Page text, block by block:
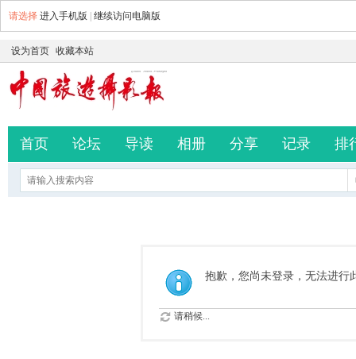
请选择 进入手机版 继续访问电脑版
设为首页 收藏本站
首页 论坛 导读 相册 分享 记录 排
抱歉，您尚未登录，无法进行
请稍候...